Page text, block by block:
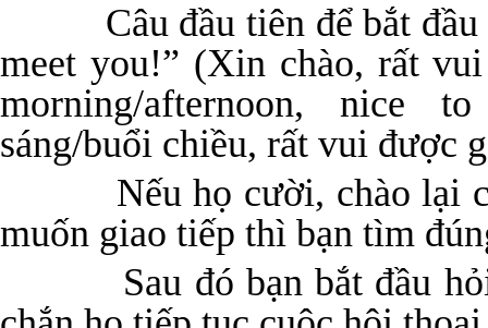
Câu đầu tiên để bắt đầu
meet you!” (Xin chào, rất
morning/afternoon, nice
sáng/buổi chiều, rất vui được
Nếu họ cười, chào lại
muốn giao tiếp thì bạn tìm
Sau đó bạn bắt đầu hỏi